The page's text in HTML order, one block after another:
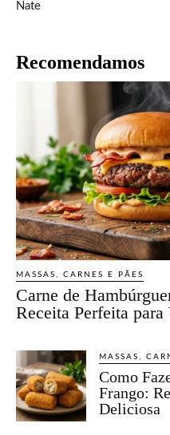
Nate
Recomendamos
MASSAS, CARNES E PÃES
Carne de
Receita Perfeita para
MASSAS,
Como
Frango:
Deliciosa